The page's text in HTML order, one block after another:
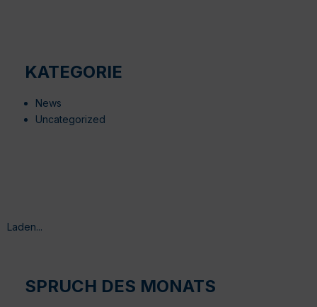
KATEGORIE
News
Uncategorized
Laden...
SPRUCH DES MONATS